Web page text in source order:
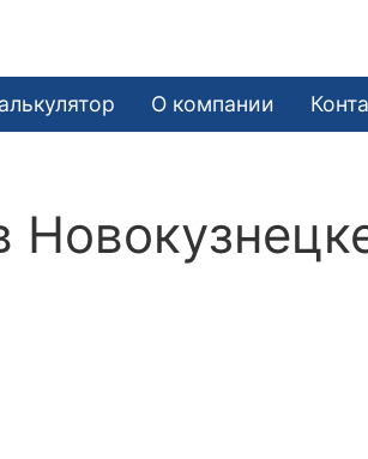
О компании